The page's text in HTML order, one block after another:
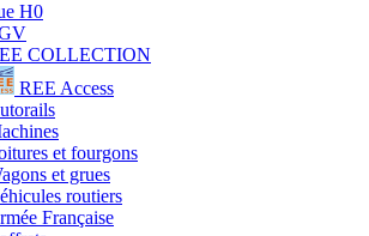
H0
COLLECTION
REE Access
et fourgons
et grues
routiers
Française